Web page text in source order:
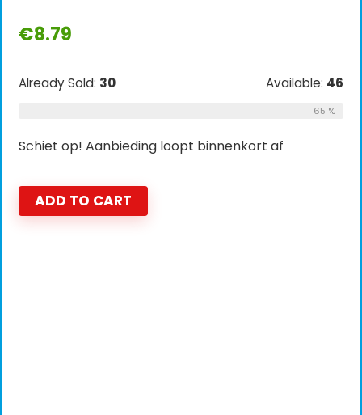
€8.79
Already Sold: 30 Available: 46
65 %
Schiet op! Aanbieding loopt binnenkort af
ADD TO CART